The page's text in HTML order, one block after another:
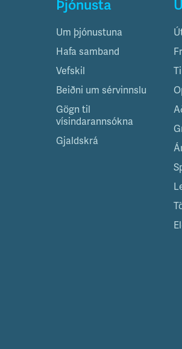
Þjónusta
Um þjónustuna
Hafa samband
Vefskil
Beiðni um sérvinnslu
Gögn til
vísindarannsókna
Gjaldskrá